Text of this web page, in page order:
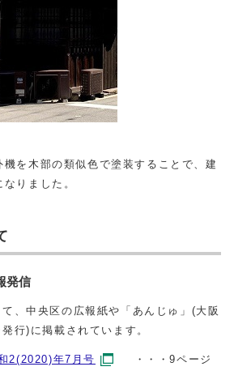
機を木部の類似色で塗装することで、建
りました。
発信
、中央区の広報紙や「あんじゅ」(大阪
行)に掲載されています。
2(2020)年7月号
・・・9ページ